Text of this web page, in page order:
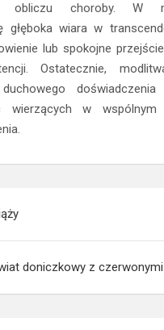
obliczu choroby. W
głęboka wiara w
lub spokojne
Ostatecznie,
wierzących w wspólnym
doniczkowy z